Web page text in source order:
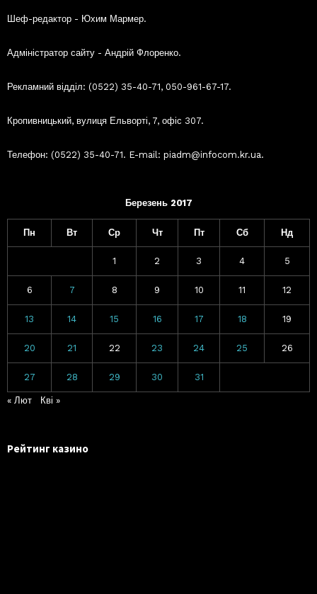
Шеф-редактор - Юхим Мармер.
Адміністратор сайту - Андрій Флоренко.
Рекламний відділ: (0522) 35-40-71, 050-961-67-17.
Кропивницький, вулиця Ельворті, 7, офіс 307.
Телефон: (0522) 35-40-71. E-mail: piadm@infocom.kr.ua.
Березень 2017
Пн Вт Ср Чт Пт Сб Нд
1 2 3 4 5
6 7 8 9 10 11 12
13 14 15 16 17 18 19
20 21 22 23 24 25 26
27 28 29 30 31
« Лют Кві »
Рейтинг казино